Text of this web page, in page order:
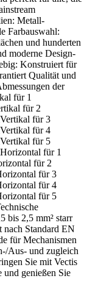
Metall-
Farbauswahl:
und hunderten
moderne Design-
Konstruiert für
Qualität und
der
für 1
für 2
für 3
für 4
für 5
für 1
für 2
für 3
für 4
für 5
bis 2,5 mm² starr
Standard EN
für Mechanismen
Aus- und zugleich
Sie mit Vectis
genießen Sie